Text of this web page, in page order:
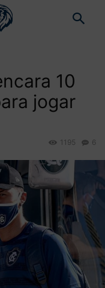
10
jogar
6
1195